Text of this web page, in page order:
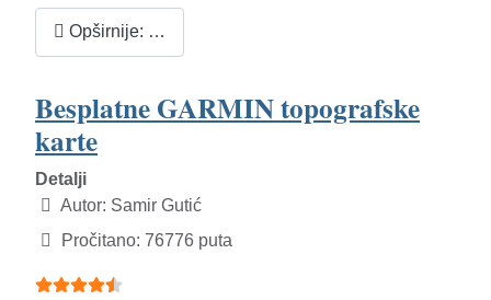
Opširnije: …
Besplatne GARMIN topografske
karte
Detalji
Autor: Samir Gutić
Pročitano: 76776 puta
Ocjene članaka: